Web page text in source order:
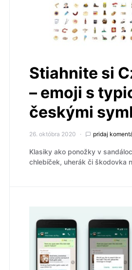
Stiahnite si
– emoji s
českými
26. októbra 2020 pridaj
Klasiky ako ponožky v
chlebíček, uherák či škodovka